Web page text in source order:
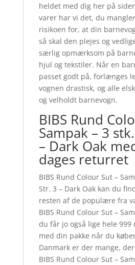
heldet med dig her på
varer har vi det, du
risikoen for, at din
så skal den plejes og
særlig opmærksom på
hjul og tekstiler. Når en
passet godt på, forlænges
vognen drastisk, og alle
og velholdt barnevogn.
BIBS Rund
Sampak – 3
– Dark Oak
dages returret
BIBS Rund Colour Sut –
Str. 3 – Dark Oak kan du
resten af de populære fra
BIBS Rund Colour Sut –
du får jo også lige hele
med din pakke når du
Danmark er der mange,
BIBS Rund Colour Sut –